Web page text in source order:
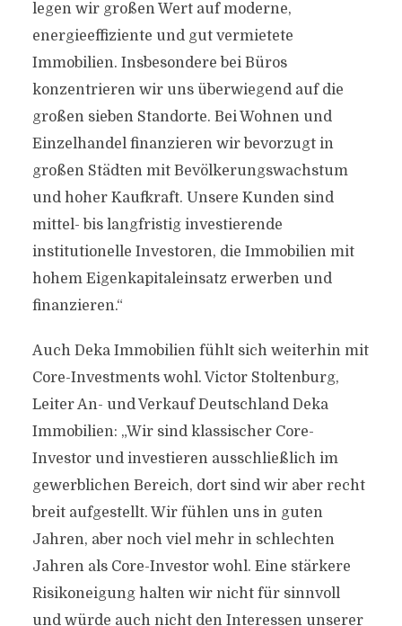
legen wir großen Wert auf moderne,
energieeffiziente und gut vermietete
Immobilien. Insbesondere bei Büros
konzentrieren wir uns überwiegend auf die
großen sieben Standorte. Bei Wohnen und
Einzelhandel finanzieren wir bevorzugt in
großen Städten mit Bevölkerungswachstum
und hoher Kaufkraft. Unsere Kunden sind
mittel- bis langfristig investierende
institutionelle Investoren, die Immobilien mit
hohem Eigenkapitaleinsatz erwerben und
finanzieren.“
Auch Deka Immobilien fühlt sich weiterhin mit
Core-Investments wohl. Victor Stoltenburg,
Leiter An- und Verkauf Deutschland Deka
Immobilien: „Wir sind klassischer Core-
Investor und investieren ausschließlich im
gewerblichen Bereich, dort sind wir aber recht
breit aufgestellt. Wir fühlen uns in guten
Jahren, aber noch viel mehr in schlechten
Jahren als Core-Investor wohl. Eine stärkere
Risikoneigung halten wir nicht für sinnvoll
und würde auch nicht den Interessen unserer